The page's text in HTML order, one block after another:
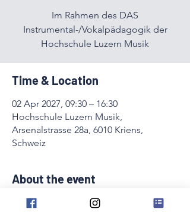
Im Rahmen des DAS
Instrumental-/Vokalpädagogik der
Hochschule Luzern Musik
Time & Location
02 Apr 2027, 09:30 – 16:30
Hochschule Luzern Musik,
Arsenalstrasse 28a, 6010 Kriens,
Schweiz
About the event
Im Rahmen des DAS